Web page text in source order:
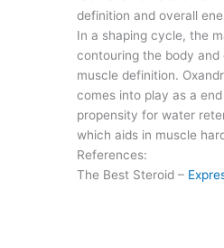
definition and overall
In a shaping cycle, the
contouring the body and
muscle definition.
comes into play as a
propensity for water
which aids in muscle
References:
The Best Steroid –